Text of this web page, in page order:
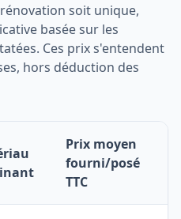
soit unique,
basée sur les
Ces prix s'entendent
hors déduction des
Prix moyen
fourni/posé
TTC